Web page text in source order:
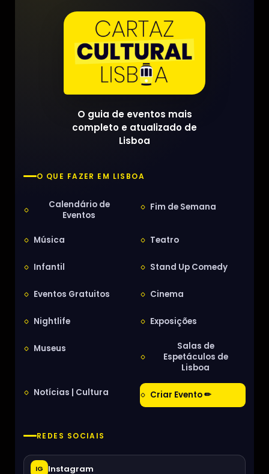
O guia de eventos mais
completo e atualizado de
Lisboa
O QUE FAZER EM LISBOA
Calendário de
Eventos
Fim de Semana
Música Teatro
Infantil Stand Up Comedy
Eventos Gratuitos Cinema
Nightlife Exposições
Museus
Salas de
Espetáculos de
Lisboa
Notícias | Cultura Criar Evento ✏
REDES SOCIAIS
IG Instagram